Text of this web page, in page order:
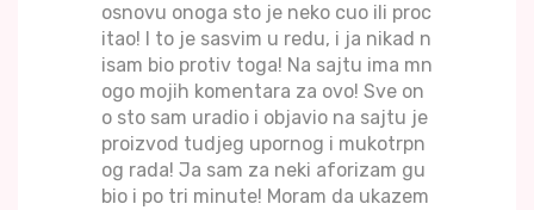
osnovu onoga sto je neko cuo ili proc
itao! I to je sasvim u redu, i ja nikad n
isam bio protiv toga! Na sajtu ima mn
ogo mojih komentara za ovo! Sve on
o sto sam uradio i objavio na sajtu je
proizvod tudjeg upornog i mukotrpn
og rada! Ja sam za neki aforizam gu
bio i po tri minute! Moram da ukazem